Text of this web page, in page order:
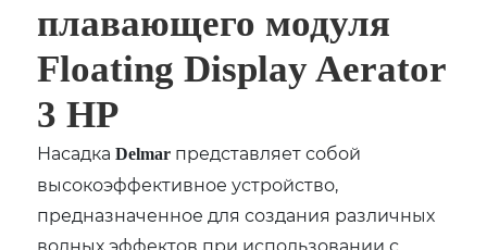
плавающего модуля
Floating Display Aerator
3 HP
НасадкаDelmar представляет собой
высокоэффективное устройство,
предназначенное для создания различных
водных эффектов при использовании с